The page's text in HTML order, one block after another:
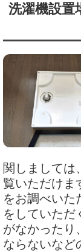
洗濯機設置
関しましては
覧いただけま
をお調べいた
をしていただ
がなかったり
ならないなど